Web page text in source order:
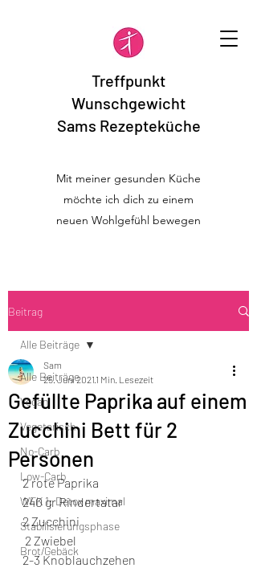
Treffpunkt
Wunschgewicht
Sams Rezepteküche
Mit meiner gesunden Küche
möchte ich dich zu einem
neuen Wohlgefühl bewegen
Beitrag
Alle Beiträge
Vegan
Vegetarisch
No-Carb
Low-Carb
WFK 1: Detox maximal
Stabilisierungsphase
Brot/Gebäck
Alle Beiträge
Gefüllte Paprika auf einem
Zucchini Bett für 2
Personen
Sam
25. Juni 2021 1 Min. Lesezeit
2 rote Paprika
240 gr Rindertatar
2 Zucchini
2 Zwiebel
2-3 Knoblauchzehen